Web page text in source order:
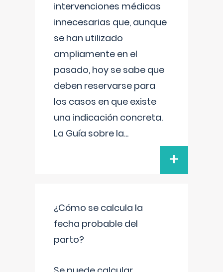
intervenciones médicas
innecesarias que, aunque
se han utilizado
ampliamente en el
pasado, hoy se sabe que
deben reservarse para
los casos en que existe
una indicación concreta.
La Guía sobre la...
+
¿Cómo se calcula la
fecha probable del
parto?